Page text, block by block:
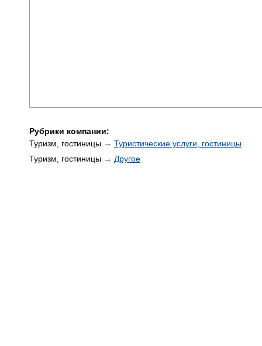
Рубрики компании:
Туризм, гостиницы → Туристические услуги, гостиницы
Туризм, гостиницы → Другое